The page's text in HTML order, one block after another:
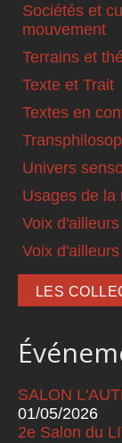
Sociétés et
mouvement
Terrains et
Texte et Trait
Textes en
Univers
Usages de la
Voix d'ailleurs
Voix
LES
SALON
01/05/2026
2e Salon du